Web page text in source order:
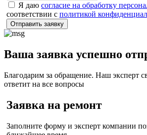
Я даю согласие на обработку
соответствии с политикой
Отправить заявку
Ваша заявка успешно
Благодарим за обращение. Наш эксперт
ответит на все вопросы
Заявка на ремонт
Заполните форму и эксперт компании